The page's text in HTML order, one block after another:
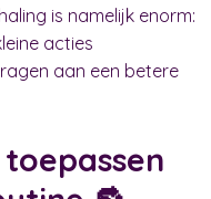
is namelijk enorm:
acties
aan een betere